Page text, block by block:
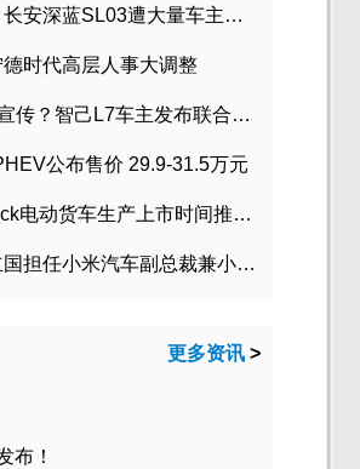
无法按时提车！！长安深蓝SL03遭大量车主投诉
时代高层人事大调整
权益“缩水”、虚假宣传？智己L7车主发布联合维权声明
公布售价 29.9-31.5万元
特斯拉将Cybertruck电动货车生产上市时间推迟到2023年初
小米集团任命于立国担任小米汽车副总裁兼小米汽车北京总部政委
更多资讯 >
布！